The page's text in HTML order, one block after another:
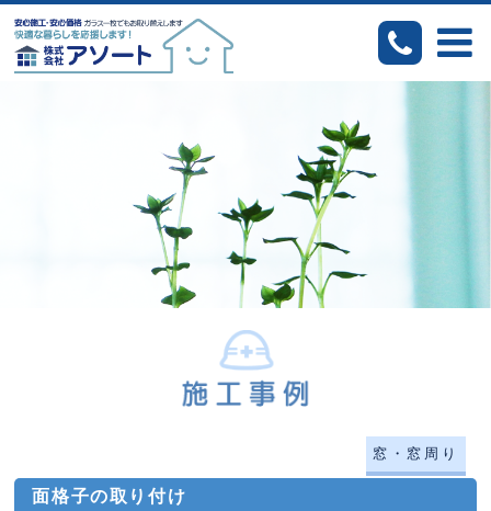
面格子の取り付け
窓・窓周り